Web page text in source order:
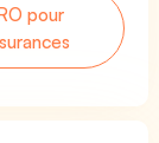
pour